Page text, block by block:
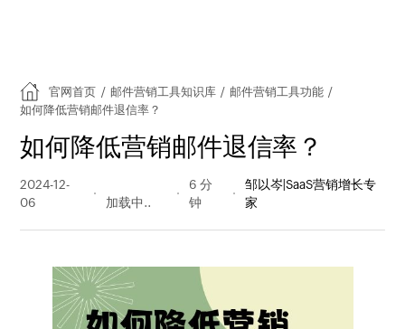
官网首页 / 邮件营销工具知识库 / 邮件营销工具功能 /
如何降低营销邮件退信率？
如何降低营销邮件退信率？
2024-12-
06
量
6 分
钟
邹以岑|SaaS营销增长专
家